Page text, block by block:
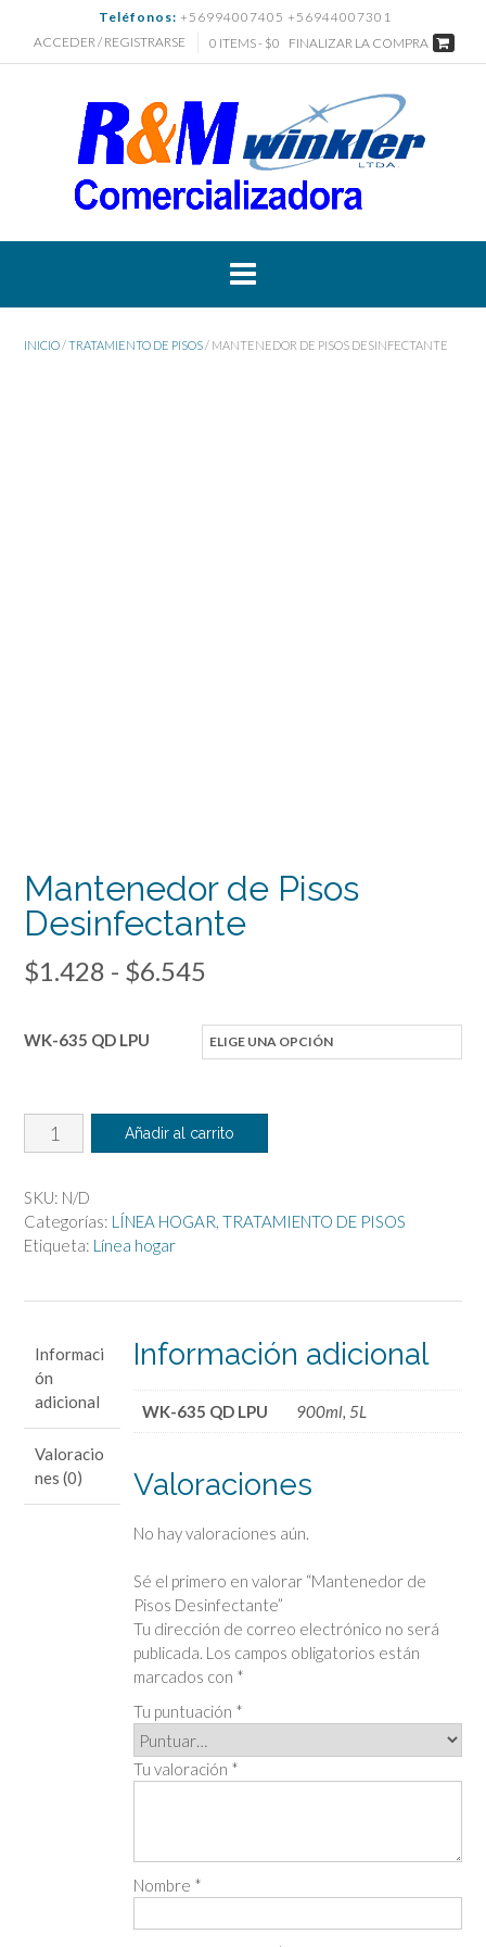
contenido
Teléfonos: +56994007405 +56944007301
ACCEDER / REGISTRARSE
0 ITEMS - $0 FINALIZAR LA COMPRA
INICIO/TRATAMIENTO DE PISOS/ MANTENEDOR DE PISOS DESINFECTANTE
Mantenedor de Pisos
Desinfectante
$1.428 - $6.545
precios:
$1.428
WK-635 QD LPU
Mantenedor
de
Desinfectante
cantidad
Añadir al carrito
SKU: N/D
Categorías: LÍNEA HOGAR, TRATAMIENTO DE PISOS
Etiqueta: Línea hogar
Informaci
ón
adicional
Valoracio
nes (0)
Información adicional
WK-635 QD LPU 900ml, 5L
Valoraciones
No hay valoraciones aún.
Sé el primero en valorar “Mantenedor de
Pisos Desinfectante”
Tu dirección de correo electrónico no será
publicada. Los campos obligatorios están
marcados con *
Tu puntuación *
Tu valoración *
Nombre *